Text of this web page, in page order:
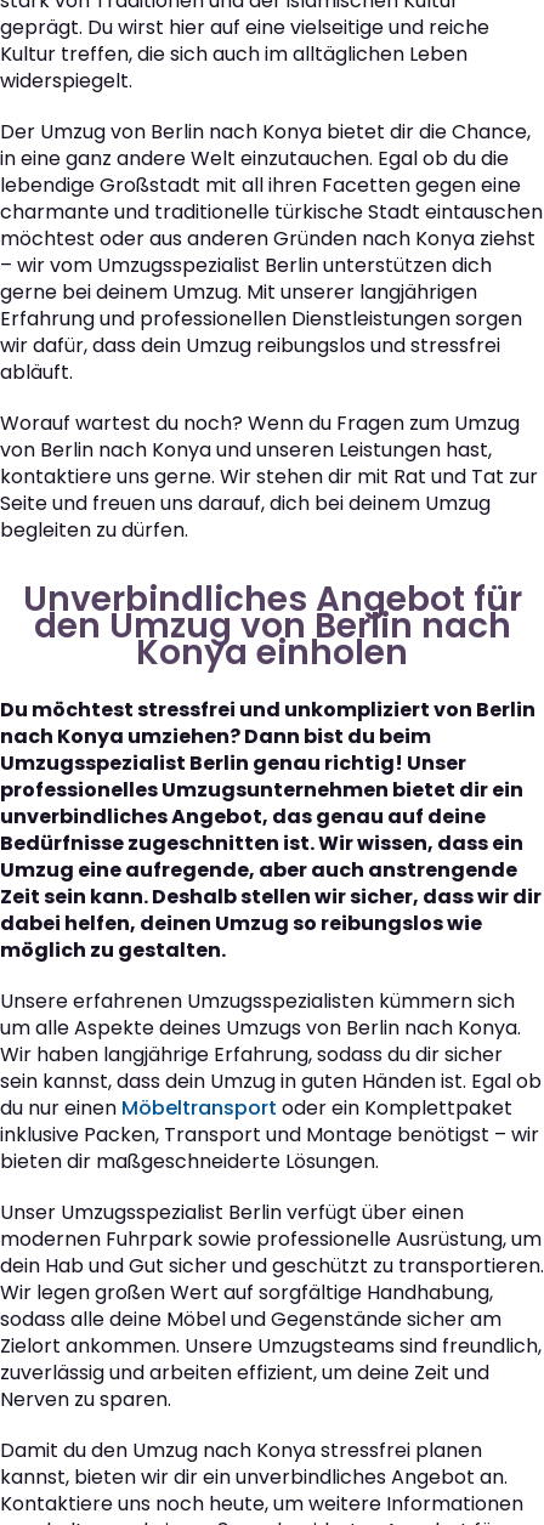
geprägt. Du wirst hier auf eine vielseitige und reiche
Kultur treffen, die sich auch im alltäglichen Leben
widerspiegelt.
Der Umzug von Berlin nach Konya bietet dir die Chance,
in eine ganz andere Welt einzutauchen. Egal ob du die
lebendige Großstadt mit all ihren Facetten gegen eine
charmante und traditionelle türkische Stadt eintauschen
möchtest oder aus anderen Gründen nach Konya ziehst
– wir vom Umzugsspezialist Berlin unterstützen dich
gerne bei deinem Umzug. Mit unserer langjährigen
Erfahrung und professionellen Dienstleistungen sorgen
wir dafür, dass dein Umzug reibungslos und stressfrei
abläuft.
Worauf wartest du noch? Wenn du Fragen zum Umzug
von Berlin nach Konya und unseren Leistungen hast,
kontaktiere uns gerne. Wir stehen dir mit Rat und Tat zur
Seite und freuen uns darauf, dich bei deinem Umzug
begleiten zu dürfen.
Unverbindliches Angebot für
den Umzug von Berlin nach
Konya einholen
Du möchtest stressfrei und unkompliziert von Berlin
nach Konya umziehen? Dann bist du beim
Umzugsspezialist Berlin genau richtig! Unser
professionelles Umzugsunternehmen bietet dir ein
unverbindliches Angebot, das genau auf deine
Bedürfnisse zugeschnitten ist. Wir wissen, dass ein
Umzug eine aufregende, aber auch anstrengende
Zeit sein kann. Deshalb stellen wir sicher, dass wir dir
dabei helfen, deinen Umzug so reibungslos wie
möglich zu gestalten.
Unsere erfahrenen Umzugsspezialisten kümmern sich
um alle Aspekte deines Umzugs von Berlin nach Konya.
Wir haben langjährige Erfahrung, sodass du dir sicher
sein kannst, dass dein Umzug in guten Händen ist. Egal ob
du nur einen Möbeltransport oder ein Komplettpaket
inklusive Packen, Transport und Montage benötigst – wir
bieten dir maßgeschneiderte Lösungen.
Unser Umzugsspezialist Berlin verfügt über einen
modernen Fuhrpark sowie professionelle Ausrüstung, um
dein Hab und Gut sicher und geschützt zu transportieren.
Wir legen großen Wert auf sorgfältige Handhabung,
sodass alle deine Möbel und Gegenstände sicher am
Zielort ankommen. Unsere Umzugsteams sind freundlich,
zuverlässig und arbeiten effizient, um deine Zeit und
Nerven zu sparen.
Damit du den Umzug nach Konya stressfrei planen
kannst, bieten wir dir ein unverbindliches Angebot an.
Kontaktiere uns noch heute, um weitere Informationen